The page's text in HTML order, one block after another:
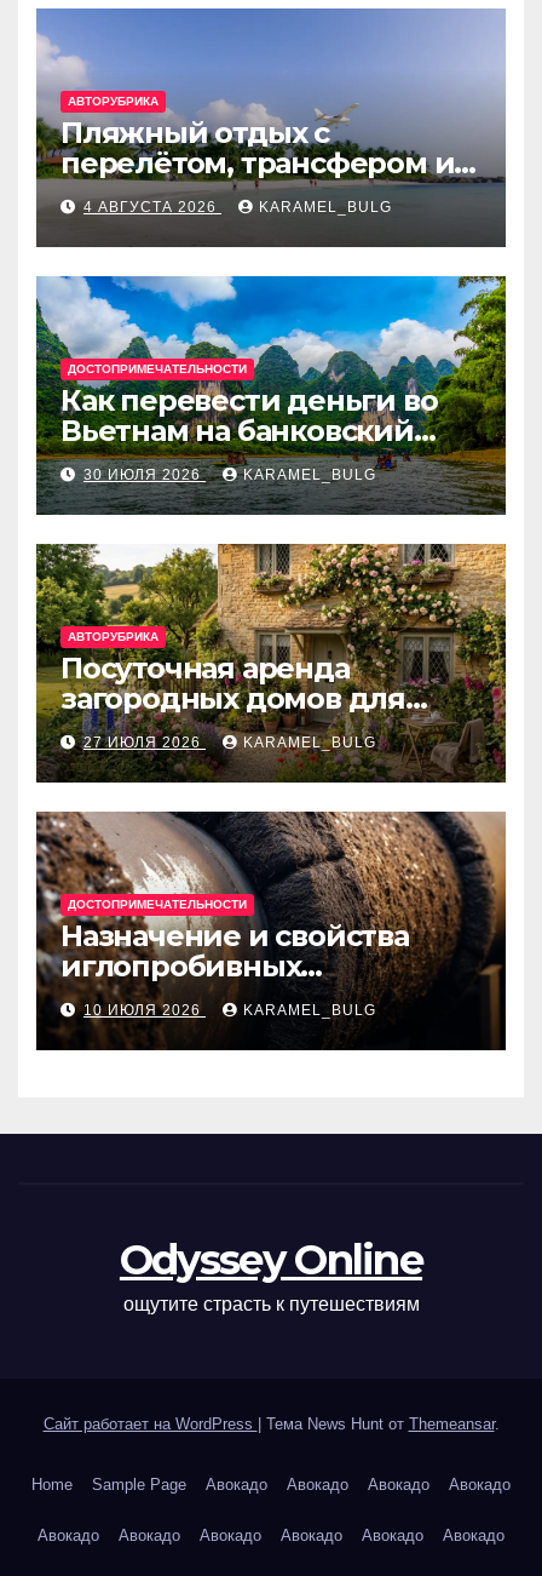
АВТОРУБРИКА
Пляжный отдых с
перелётом, трансфером и
отелем на Мальдивах, в
Турции, Греции, Таиланде
и Европе
4 АВГУСТА 2026 KARAMEL_BULG
ДОСТОПРИМЕЧАТЕЛЬНОСТИ
Как перевести деньги во
Вьетнам на банковский
счёт: VietcomBank, BIDV,
Techcombank и другие
банки
30 ИЮЛЯ 2026 KARAMEL_BULG
АВТОРУБРИКА
Посуточная аренда
загородных домов для
отдыха
27 ИЮЛЯ 2026 KARAMEL_BULG
ДОСТОПРИМЕЧАТЕЛЬНОСТИ
Назначение и свойства
иглопробивных
базальтовых огнеупорных
матов
10 ИЮЛЯ 2026 KARAMEL_BULG
Odyssey Online
ощутите страсть к путешествиям
Сайт работает на WordPress Тема News Hunt от Themeansar.
Home Sample Page Авокадо Авокадо Авокадо Авокадо
Авокадо Авокадо Авокадо Авокадо Авокадо Авокадо